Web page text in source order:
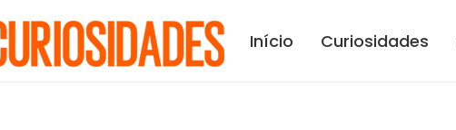
Início Curiosidades